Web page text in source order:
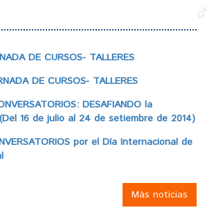
DE CURSOS- TALLERES
DE CURSOS- TALLERES
DESAFIANDO la
16 de julio al 24 de setiembre de 2014)
por el Día Internacional de
Más noticias